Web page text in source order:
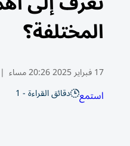
المختلفة؟
17 فبراير 2025 20:26 مساء |
استمع دقائق القراءة - 1